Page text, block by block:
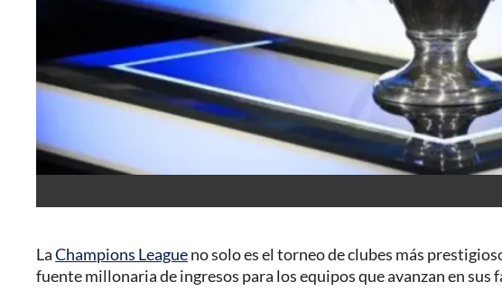
LaChampions Leagueno solo es el torneo de clubes más
fuente millonaria de ingresos para los equipos que avanzan en